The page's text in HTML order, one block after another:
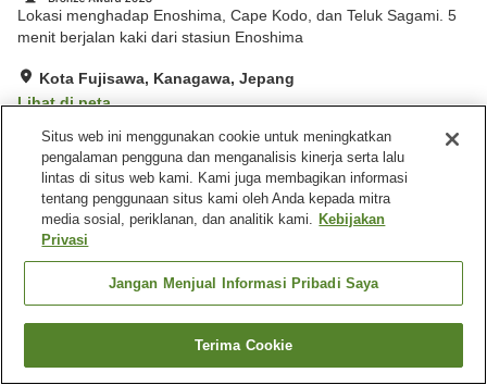
Lokasi menghadap Enoshima, Cape Kodo, dan Teluk Sagami. 5
menit berjalan kaki dari stasiun Enoshima
Kota Fujisawa, Kanagawa, Jepang
Lihat di peta
Sangat baik Ulasan: 252
Fasilitas properti
Wi-Fi
Benar-benar bebas rokok
Mesin penjual otomatis
Beranda Jepang Kanagawa Kota Fujisawa Hotel Shiosai
Cari kamar
Situs web ini menggunakan cookie untuk meningkatkan
pengalaman pengguna dan menganalisis kinerja serta lalu
lintas di situs web kami. Kami juga membagikan informasi
tentang penggunaan situs kami oleh Anda kepada mitra
media sosial, periklanan, dan analitik kami. Kebijakan
Privasi
Jangan Menjual Informasi Pribadi Saya
Terima Cookie